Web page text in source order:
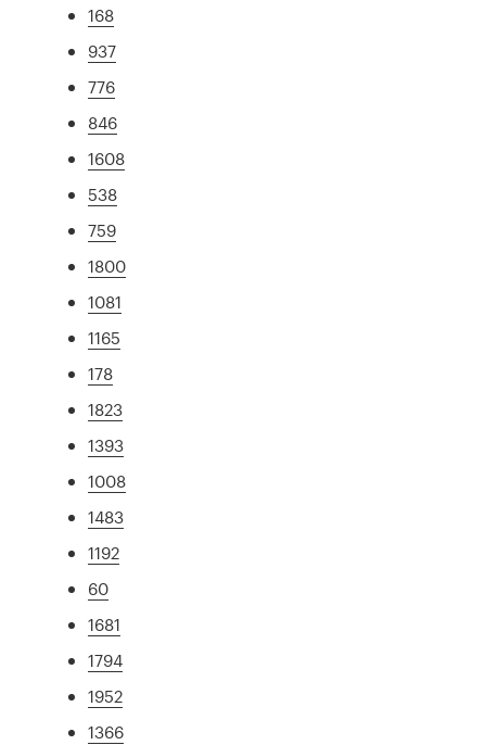
168
937
776
846
1608
538
759
1800
1081
1165
178
1823
1393
1008
1483
1192
60
1681
1794
1952
1366